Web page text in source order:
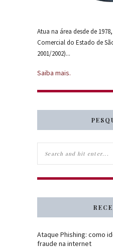
Atua na área desde de
Comercial do Estado de
2001/2002)...
Saiba mais.
Ataque Phishing: como
fraude na internet